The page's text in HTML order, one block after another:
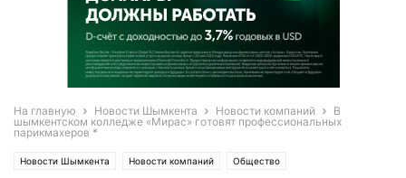
На главную Новости Шымкента Новости компаний
В
шымкентском колледже «Мирас» готовят профессиональных
парикмахеров *
Новости Шымкента Новости компаний Общество